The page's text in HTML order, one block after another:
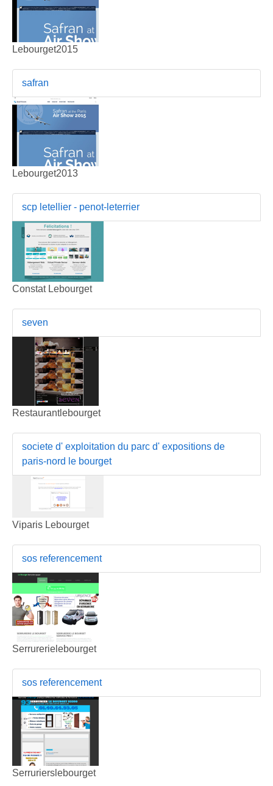
Lebourget2015
safran
Lebourget2013
scp letellier - penot-leterrier
Constat Lebourget
seven
Restaurantlebourget
societe d' exploitation du parc d' expositions de
paris-nord le bourget
Viparis Lebourget
sos referencement
Serrurerielebourget
sos referencement
Serrurierslebourget